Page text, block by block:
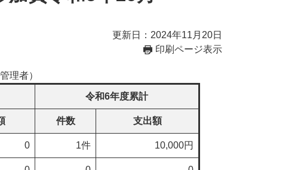
更新日：2024年11月20日
印刷ページ表示
理者）
令和6年度累計
件数 支出額
0 1件 10,000円